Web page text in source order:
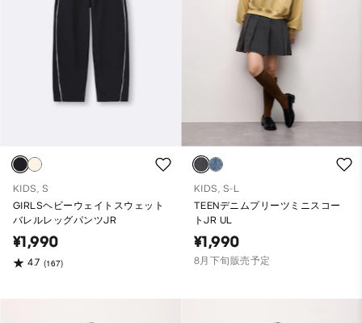
KIDS, S
GIRLSヘビーウェイトスウェット
バレルレッグパンツJR
¥1,990
4.7 (167)
KIDS, S-L
TEENデニムプリーツミニスコー
トJR UL
¥1,990
8月下旬販売予定